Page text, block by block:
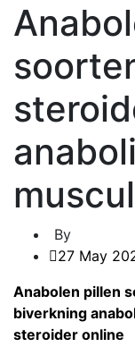
By
27 May
Anabolen pillen
biverkning
steroider online